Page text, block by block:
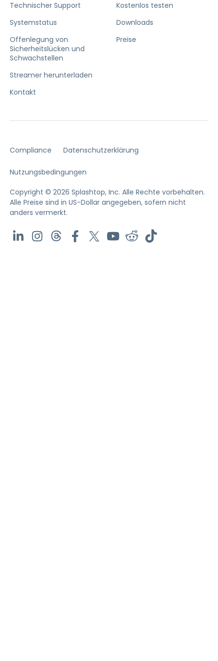
Technischer Support
Systemstatus
Offenlegung von
Sicherheitslücken und
Schwachstellen
Streamer herunterladen
Kontakt
Kostenlos testen
Downloads
Preise
Compliance Datenschutzerklärung
Nutzungsbedingungen
Copyright © 2026 Splashtop, Inc. Alle Rechte vorbehalten.
Alle Preise sind in US-Dollar angegeben, sofern nicht
anders vermerkt.